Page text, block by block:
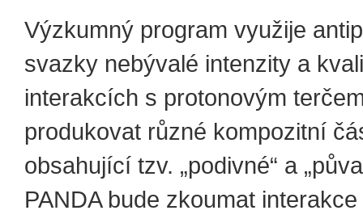
Výzkumný program využije
svazky nebývalé intenzity a
interakcích s protonovým
produkovat různé kompozitní
obsahující tzv. „podivné“ a
PANDA bude zkoumat